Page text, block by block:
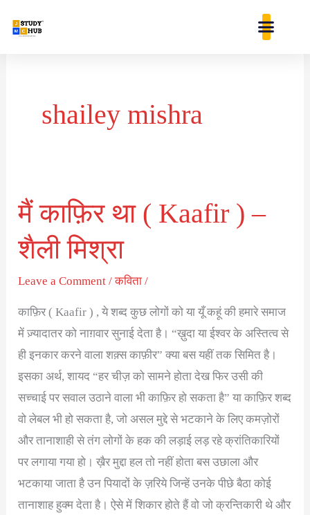
shailey mishra
मैं काफ़िर था ( Kaafir ) –
शैली मिश्रा
Leave a Comment /कविता /
काफ़िर ( Kaafir ) , ये शब्द कुछ लोगों को या यूँ कहूं की हमारे समाज
में ज़्यादातर को नाग़वार सुनाई देता है। “ख़ुदा या ईश्वर के अस्तित्व से
ही इनकार करने वाला शक़्स काफ़ीर” क्या बस यहीं तक सिमित है।
इसका अर्थ, शायद “हर चीज़ को सामने होता देख फिर उसी की
सच्चाई पर सवाल उठाने वाला भी काफ़िर हो सकता है” या काफ़िर शब्द
वो लेबल भी हो सकता है, जो असल मुद्दे से भटकाने के लिए कमज़ोरों
और तानाशाही से तंग लोगों के हक की लड़ाई लड़ रहे क्रांतिकारियों
पर लगाया गया हो। ख़ैर मुद्दा हल तो नहीं होता बस उछाला और
भटकाया जाता है उन पियादों के ज़रिये जिन्हें उनके पीछे बैठा कोई
तानाशाह हुक्म देता है। ऐसे में शिकार होते हैं वो जो क्रन्तिकारी थे और
मैं
काफ़िर
था
)
–
शैली
मिश्रा